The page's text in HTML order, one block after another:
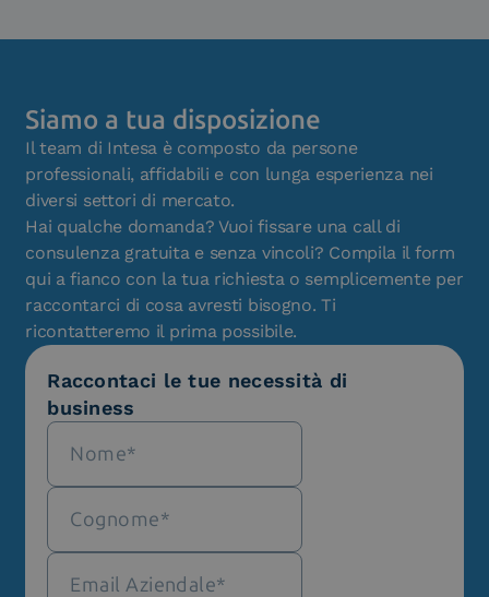
Siamo a tua disposizione
Il team di Intesa è composto da persone
professionali, affidabili e con lunga esperienza nei
diversi settori di mercato.
Hai qualche domanda? Vuoi fissare una call di
consulenza gratuita e senza vincoli? Compila il form
qui a fianco con la tua richiesta o semplicemente per
raccontarci di cosa avresti bisogno. Ti
ricontatteremo il prima possibile.
Raccontaci le tue necessità di
business